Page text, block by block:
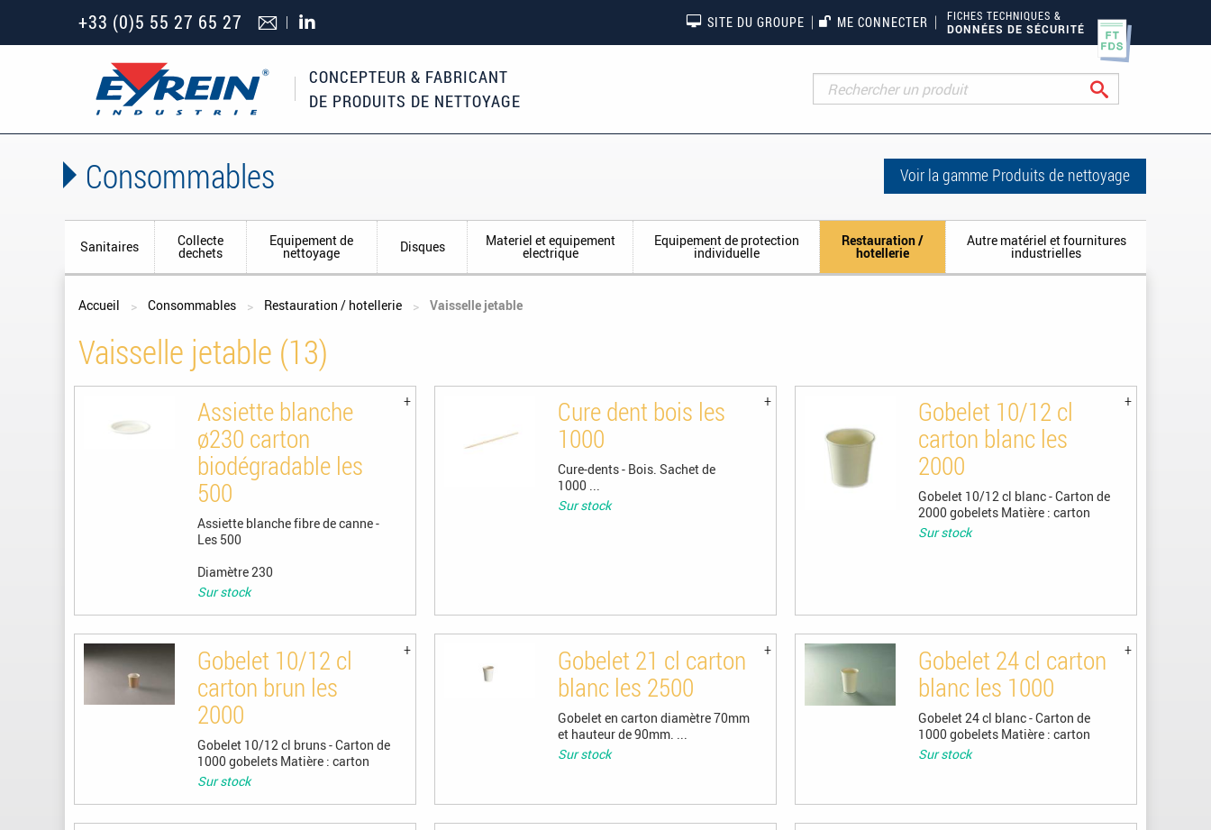
+33 (0)5 55 27 65 27 SITE DU GROUPE ME CONNECTER
FICHES TECHNIQUES &
DONNÉES DE SÉCURITÉ
CONCEPTEUR & FABRICANT
DE PRODUITS DE NETTOYAGE
Consommables Voir la gamme Produits de nettoyage
Sanitaires Collecte
dechets
Equipement de
nettoyage Disques Materiel et equipement
electrique
Equipement de protection
individuelle
Restauration /
hotellerie
Autre matériel et fournitures
industrielles
Vous êtes ici
Accueil Consommables Restauration / hotellerie Vaisselle jetable
Vaisselle jetable (13)
Assiette blanche
ø230 carton
biodégradable les
500
Assiette blanche fibre de canne -
Les 500
Diamètre 230
Sur stock
Cure dent bois les
1000
Cure-dents - Bois. Sachet de
1000 ...
Sur stock
Gobelet 10/12 cl
carton blanc les
2000
Gobelet 10/12 cl blanc - Carton de
2000 gobelets Matière : carton
Sur stock
Gobelet 10/12 cl
carton brun les
2000
Gobelet 10/12 cl bruns - Carton de
1000 gobelets Matière : carton
Sur stock
Gobelet 21 cl carton
blanc les 2500
Gobelet en carton diamètre 70mm
et hauteur de 90mm. ...
Sur stock
Gobelet 24 cl carton
blanc les 1000
Gobelet 24 cl blanc - Carton de
1000 gobelets Matière : carton
Sur stock